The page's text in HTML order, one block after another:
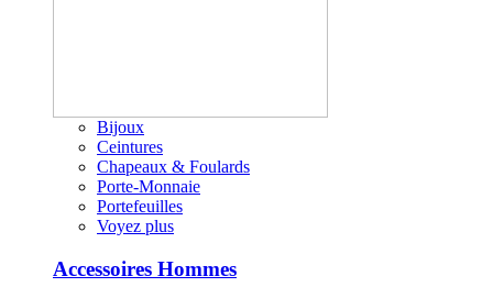
Bijoux
Ceintures
Chapeaux & Foulards
Porte-Monnaie
Portefeuilles
Voyez plus
Accessoires Hommes